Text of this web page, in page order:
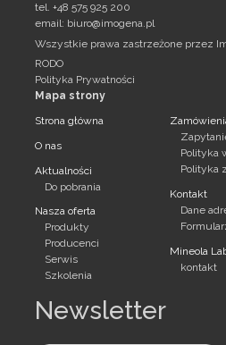
tel. +48 575 925 200
email: biuro@imogena.pl
Wszystkie prawa zastrzeżone przez
RODO
Polityka Prywatności
Mapa strony
Strona główna
O nas
Aktualności
Do pobrania
Nasza oferta
Produkty
Producenci
Serwis
Szkolenia
Polityka
Polityka
Kontakt
Dane
Mineola
kontakt
Newsletter